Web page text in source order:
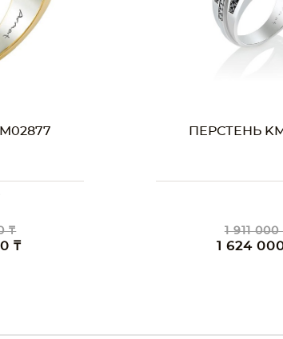
₸
₸
ПЕРСТЕНЬ
5 081 000
4 319